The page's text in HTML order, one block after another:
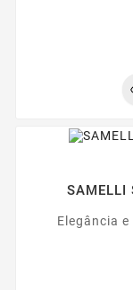
SAMELLI
Elegância